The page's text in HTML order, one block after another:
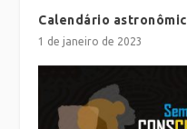
Calendário
1 de janeiro de 2023